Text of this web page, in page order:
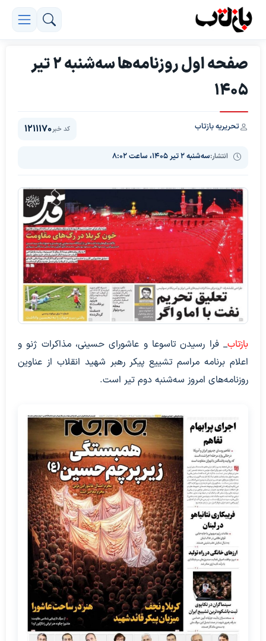
صفحه اول روزنامه‌ها سه‌شنبه 2 تیر
1405
تحریریه بازتاب
انتشار:سه‌شنبه ۲ تیر ۱۴۰۵، ساعت ۸:۰۲
کد خبر1211170
بازتاب_ فرا رسیدن تاسوعا و عاشورای حسینی، مذاکرات ژنو و
اعلام برنامه مراسم تشییع پیکر رهبر شهید انقلاب از عناوین
روزنامه‌های امروز سه‌شنبه دوم تیر است.